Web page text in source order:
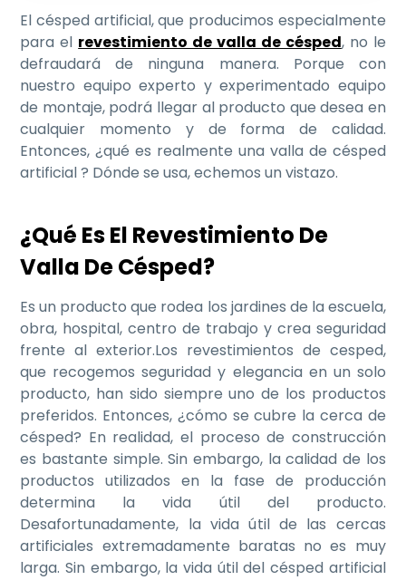
El césped artificial, que producimos especialmente
para el revestimiento de valla de césped, no le
defraudará de ninguna manera. Porque con
nuestro equipo experto y experimentado equipo
de montaje, podrá llegar al producto que desea en
cualquier momento y de forma de calidad.
Entonces, ¿qué es realmente una valla de césped
artificial ? Dónde se usa, echemos un vistazo.
¿Qué Es El Revestimiento De
Valla De Césped?
Es un producto que rodea los jardines de la escuela,
obra, hospital, centro de trabajo y crea seguridad
frente al exterior.Los revestimientos de cesped,
que recogemos seguridad y elegancia en un solo
producto, han sido siempre uno de los productos
preferidos. Entonces, ¿cómo se cubre la cerca de
césped? En realidad, el proceso de construcción
es bastante simple. Sin embargo, la calidad de los
productos utilizados en la fase de producción
determina la vida útil del producto.
Desafortunadamente, la vida útil de las cercas
artificiales extremadamente baratas no es muy
larga. Sin embargo, la vida útil del césped artificial